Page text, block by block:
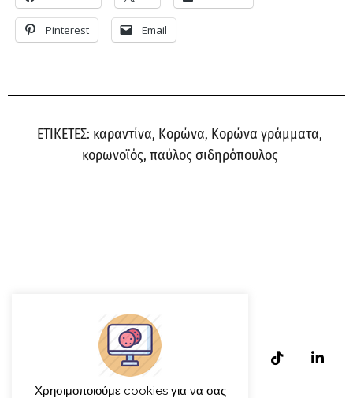
Pinterest Email
ΕΤΙΚΕΤΕΣ: καραντίνα, Κορώνα, Κορώνα γράμματα,
κορωνοϊός, παύλος σιδηρόπουλος
Χρησιμοποιούμε cookies για να σας